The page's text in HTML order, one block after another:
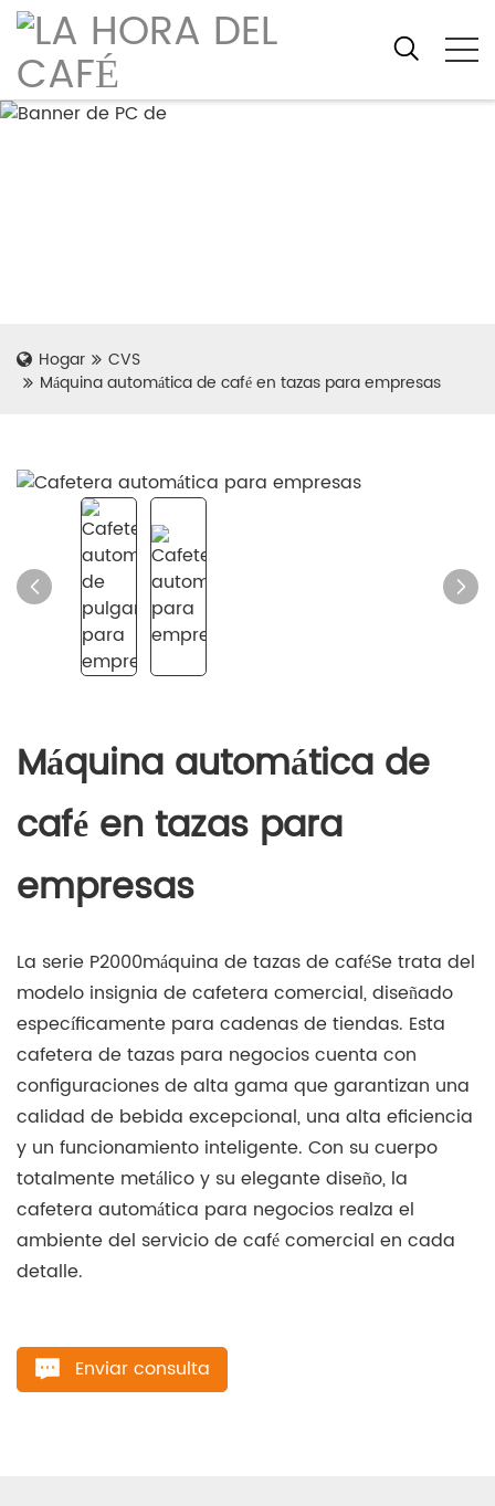
Hogar
CVS
Máquina automática de café en tazas para empresas
Máquina automática de
café en tazas para
empresas
La serie P2000máquina de tazas de caféSe trata del
modelo insignia de cafetera comercial, diseñado
específicamente para cadenas de tiendas. Esta
cafetera de tazas para negocios cuenta con
configuraciones de alta gama que garantizan una
calidad de bebida excepcional, una alta eficiencia
y un funcionamiento inteligente. Con su cuerpo
totalmente metálico y su elegante diseño, la
cafetera automática para negocios realza el
ambiente del servicio de café comercial en cada
detalle.
Enviar consulta